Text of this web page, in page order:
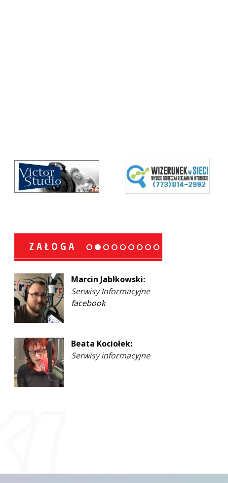
ZAŁOGA
Marcin Jabłkowski:
Serwisy Informacyjne
facebook
Beata Kociołek:
Serwisy informacyjne